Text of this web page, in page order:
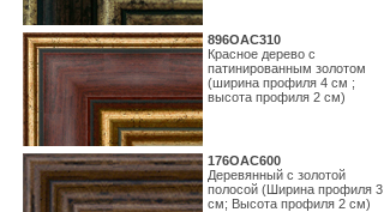
896OAC310
Красное дерево с
патинированным золотом
(ширина профиля 4 см ;
высота профиля 2 см)
176OAC600
Деревянный с золотой
полосой (Ширина профиля 3
см; Высота профиля 2 см)